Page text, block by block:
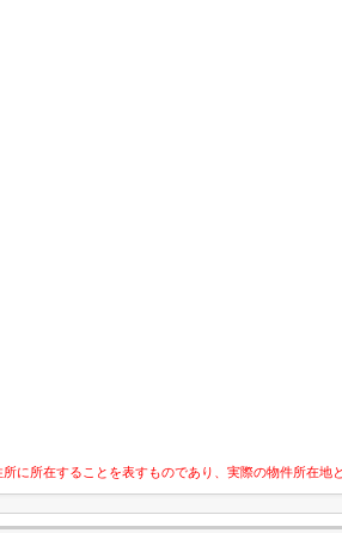
に所在することを表すものであり、実際の物件所在地